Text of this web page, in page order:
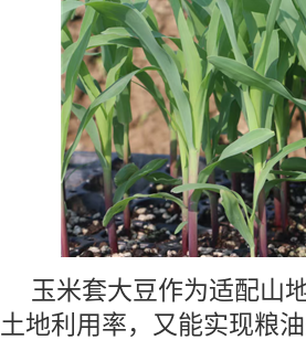
玉米套大豆作为适配山
土地利用率，又能实现粮